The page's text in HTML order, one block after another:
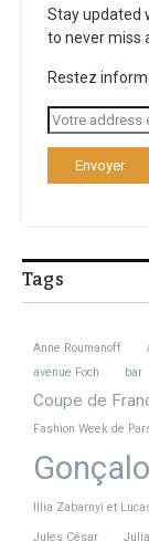
Stay updated
to never miss
Restez
Tags
Anne Roumanoff
avenue Foch
bar
Coupe de
Fashion Week de
Illia Zabarnyi et
Jules César